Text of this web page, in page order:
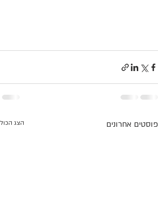
פוסטים אחרונים הצג הכול